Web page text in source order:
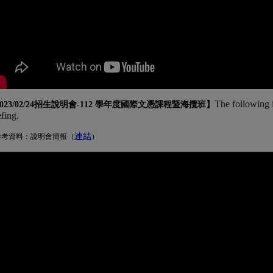
02/24招生說明會-112 學年度國際文憑課程暨海攬班】 The following
考資料：說明會簡報（連結(另開新視窗)
）